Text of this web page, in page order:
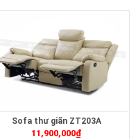
Sofa thư giãn ZT203A
11,900,000₫